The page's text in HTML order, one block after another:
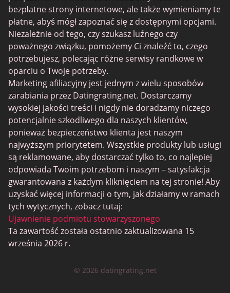
JPeopleMeet
Trans Dating
Senior serwisy randkowe
MyLOL
Gejowskie Randki
Randki dla lesbijek
Czarne serwisy randkowe
SugarDaddyMeet
LatinAmericanCupid
CatholicMatch
bezpłatne strony internetowe, ale także wymieniamy te
płatne, abyś mógł zapoznać się z dostępnymi opcjami.
Niezależnie od tego, czy szukasz luźnego czy
poważnego związku, pomożemy Ci znaleźć to, czego
potrzebujesz, polecając różne serwisy randkowe w
oparciu o Twoje potrzeby.
Marketing afiliacyjny jest jednym z wielu sposobów
zarabiania przez Datingrating.net. Dostarczamy
wysokiej jakości treści i nigdy nie doradzamy niczego
potencjalnie szkodliwego dla naszych klientów,
ponieważ bezpieczeństwo klienta jest naszym
najwyższym priorytetem. Wszystkie produkty lub usługi
są reklamowane, aby dostarczać tylko to, co najlepiej
odpowiada Twoim potrzebom i naszym – satysfakcja
gwarantowana z każdym kliknięciem na tej stronie! Aby
uzyskać więcej informacji o tym, jak działamy w ramach
tych wytycznych, zobacz tutaj:
Ujawnienie podmiotu stowarzyszonego
Ta zawartość została ostatnio zaktualizowana 15
września 2026 r.
© 2026 datingrating.net